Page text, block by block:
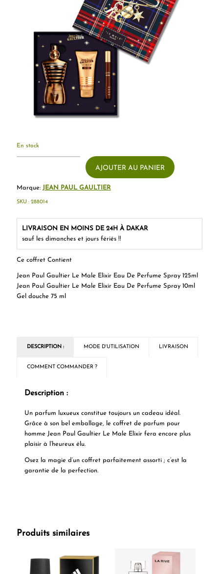
Ce coffret Contient
Jean Paul Gaultier Le Male Elixir Eau De Perfume Spray 125ml
Jean Paul Gaultier Le Male Elixir Eau De Perfume Spray 10ml
Gel douche 75 ml
En stock
AJOUTER AU PANIER
Marque: JEAN PAUL GAULTIER
LIVRAISON EN MOINS DE 24H À DAKAR
sauf les dimanches et jours fériés !!
SKU : 288014
DESCRIPTION : MODE D'UTILISATION LIVRAISON
COMMENT COMMANDER ?
Description :
Un parfum luxueux constitue toujours un cadeau idéal.
Grâce à son bel emballage, le coffret de parfum pour
homme Jean Paul Gaultier Le Male Elixir fera encore plus
plaisir à l’heureux élu.
Osez la magie d’un coffret parfaitement assorti ; c’est la
garantie de la perfection.
Produits similaires